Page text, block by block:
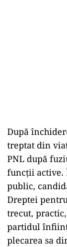
După
treptat din
PNL după
funcții active.
public,
Dreptei
trecut,
partidul
plecarea sa